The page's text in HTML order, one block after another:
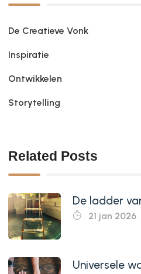
De Creatieve Vonk
Inspiratie
Ontwikkelen
Storytelling
Related Posts
De ladder
21 jan 2026
Universele